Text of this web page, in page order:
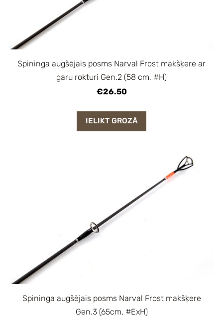
Spininga augšējais posms Narval Frost makšķere ar
garu rokturi Gen.2 (58 cm, #H)
€26.50
IELIKT GROZĀ
Spininga augšējais posms Narval Frost makšķere
Gen.3 (65cm, #ExH)